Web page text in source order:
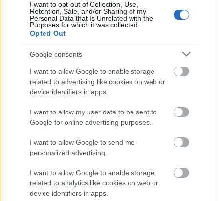
I want to opt-out of Collection, Use,
Retention, Sale, and/or Sharing of my
Personal Data that Is Unrelated with the
Purposes for which it was collected.
Opted Out
Google consents
I want to allow Google to enable storage
related to advertising like cookies on web or
device identifiers in apps.
I want to allow my user data to be sent to
Google for online advertising purposes.
I want to allow Google to send me
personalized advertising.
I want to allow Google to enable storage
related to analytics like cookies on web or
device identifiers in apps.
γενικές γνώσεις
Προετοιμαστεί εκεί που
προετοιμάστηκε ο πρώτος των
πρώτων
ΑΣΕΠ: Πιστοποίηση Αγγλικών σε
μόνο 2 ημέρες στα χέρια σας
ΑΣΕΠ: Εξ αποστάσεως η πιο Εύκολη